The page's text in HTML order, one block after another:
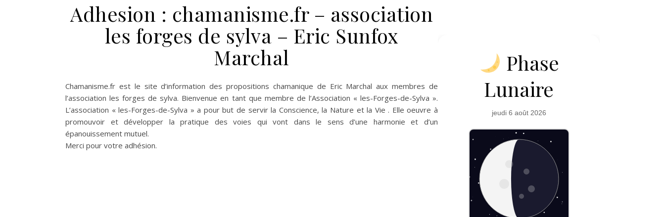
Adhesion : chamanisme.fr – association
les forges de sylva – Eric Sunfox
Marchal
Chamanisme.fr est le site d’information des propositions chamanique de Eric Marchal aux membres de
l’association les forges de sylva. Bienvenue en tant que membre de l’Association « les-Forges-de-Sylva ».
L’association « les-Forges-de-Sylva » a pour but de servir la Conscience, la Nature et la Vie . Elle oeuvre à
promouvoir et développer la pratique des voies qui vont dans le sens d’une harmonie et d’un
épanouissement mutuel.
Merci pour votre adhésion.
Phase
Lunaire
jeudi 6 août 2026